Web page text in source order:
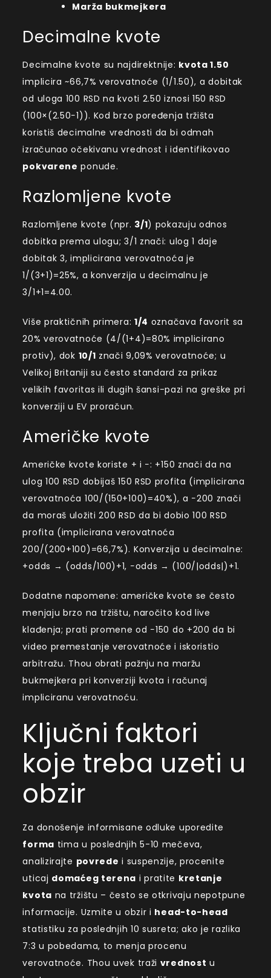
Marža bukmejkera
Decimalne kvote
Decimalne kvote su najdirektnije: kvota 1.50
implicira ~66,7% verovatnoće (1/1.50), a dobitak
od uloga 100 RSD na kvoti 2.50 iznosi 150 RSD
(100×(2.50−1)). Kod brzo poređenja tržišta
koristiš decimalne vrednosti da bi odmah
izračunao očekivanu vrednost i identifikovao
pokvarene ponude.
Razlomljene kvote
Razlomljene kvote (npr. 3/1) pokazuju odnos
dobitka prema ulogu; 3/1 znači: ulog 1 daje
dobitak 3, implicirana verovatnoća je
1/(3+1)=25%, a konverzija u decimalnu je
3/1+1=4.00.
Više praktičnih primera: 1/4 označava favorit sa
20% verovatnoće (4/(1+4)=80% implicirano
protiv), dok 10/1 znači 9,09% verovatnoće; u
Velikoj Britaniji su često standard za prikaz
velikih favoritas ili dugih šansi-pazi na greške pri
konverziji u EV proračun.
Američke kvote
Američke kvote koriste + i −: +150 znači da na
ulog 100 RSD dobijaš 150 RSD profita (implicirana
verovatnoća 100/(150+100)=40%), a −200 znači
da moraš uložiti 200 RSD da bi dobio 100 RSD
profita (implicirana verovatnoća
200/(200+100)=66,7%). Konverzija u decimalne:
+odds → (odds/100)+1, −odds → (100/|odds|)+1.
Dodatne napomene: američke kvote se često
menjaju brzo na tržištu, naročito kod live
klađenja; prati promene od −150 do +200 da bi
video premestanje verovatnoće i iskoristio
arbitražu. Thou obrati pažnju na maržu
bukmejkera pri konverziji kvota i računaj
impliciranu verovatnoću.
Ključni faktori
koje treba uzeti u
obzir
Za donošenje informisane odluke uporedite
forma tima u poslednjih 5-10 mečeva,
analizirajte povrede i suspenzije, procenite
uticaj domaćeg terena i pratite kretanje
kvota na tržištu – često se otkrivaju nepotpune
informacije. Uzmite u obzir i head-to-head
statistiku za poslednjih 10 susreta; ako je razlika
7:3 u pobedama, to menja procenu
verovatnoće. Thou uvek traži vrednost u